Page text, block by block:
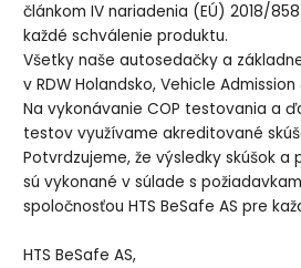
článkom IV nariadenia (EÚ) 2018/
každé schválenie produktu.
Všetky naše autosedačky a
v RDW Holandsko, Vehicle
Na vykonávanie COP testovania a
testov využívame akreditované
Potvrdzujeme, že výsledky skúšok a
sú vykonané v súlade s
spoločnosťou HTS BeSafe AS pre
HTS BeSafe AS,